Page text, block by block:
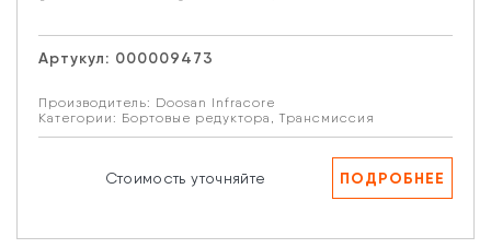
Артукул: 000009473
Производитель: Doosan Infracore
Категории: Бортовые редуктора , Трансмиссия
Стоимость уточняйте ПОДРОБНЕЕ